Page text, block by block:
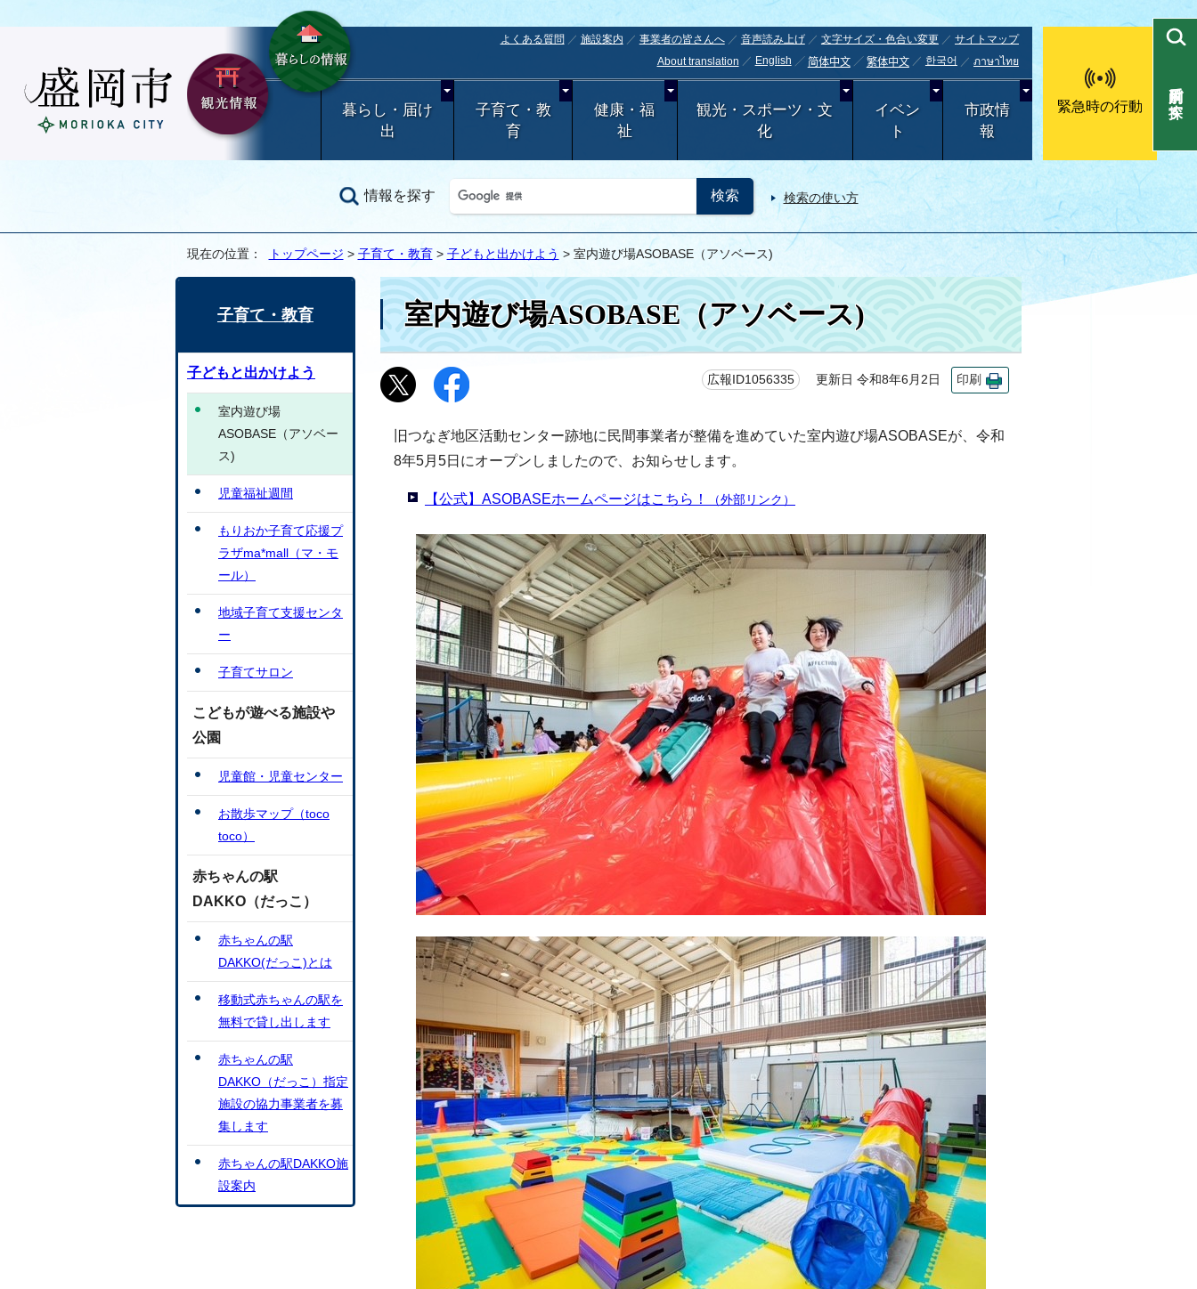
よくある質問 施設案内 事業者の皆さんへ 音声読み上げ 文字サイズ・色合い変更
サイトマップ
About translation
English 简体中文 繁体中文 한국어 ภาษาไทย
暮らし・届け
出
子育て・教
育
健康・福
祉
観光・スポーツ・文
化
イベン
ト
市政情
報
緊急時の行動
情報を探す 検索の使い方
目的別で探す
現在の位置： トップページ > 子育て・教育> 子どもと出かけよう > 室内遊び場ASOBASE（アソベース)
室内遊び場ASOBASE（アソベース)
広報ID1056335 更新日 令和8年6月2日 印刷
旧つなぎ地区活動センター跡地に民間事業者が整備を進めていた室内遊び場ASOBASEが、令和
8年5月5日にオープンしましたので、お知らせします。
【公式】ASOBASEホームページはこちら！ （外部リンク）
子育て・教育
子どもと出かけよう
室内遊び場
ASOBASE（アソベー
ス)
児童福祉週間
もりおか子育て応援プ
ラザma*mall（マ・モ
ール）
地域子育て支援センタ
ー
子育てサロン
こどもが遊べる施設や
公園
児童館・児童センター
お散歩マップ（toco
toco）
赤ちゃんの駅
DAKKO（だっこ）
赤ちゃんの駅
DAKKO(だっこ)とは
移動式赤ちゃんの駅を
無料で貸し出します
赤ちゃんの駅
DAKKO（だっこ）指定
施設の協力事業者を募
集します
赤ちゃんの駅DAKKO施
設案内